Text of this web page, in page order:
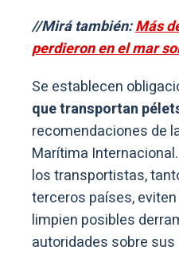
//Mirá también:Más
perdieron en el mar
Se establecen
que transportan
recomendaciones de
Marítima
los transportistas,
terceros países,
limpien posibles
autoridades sobre